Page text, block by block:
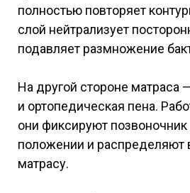
полностью повторяет
слой нейтрализует
подавляет размножение
На другой стороне матраса
и ортопедическая пена.
они фиксируют
положении и распределяют
матрасу.